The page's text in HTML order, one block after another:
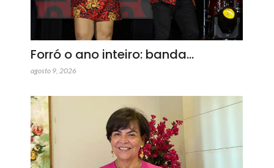
Forró o ano inteiro: banda…
agosto 9, 2026